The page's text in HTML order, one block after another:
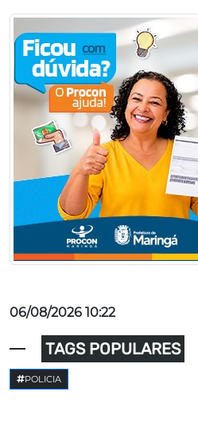
06/08/2026 10:22
TAGS POPULARES
POLICIA